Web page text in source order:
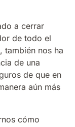
h
h
a cerrar
de todo el
también nos ha
de una
de que en
aún más
cómo